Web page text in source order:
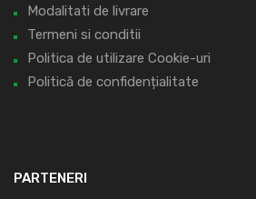
Modalitati de livrare
Termeni si conditii
Politica de utilizare Cookie-uri
Politică de confidențialitate
PARTENERI